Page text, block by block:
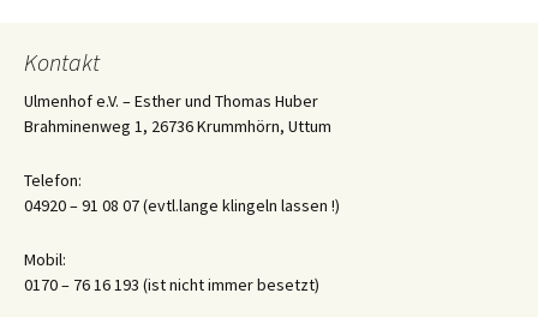
Kontakt
Ulmenhof e.V. – Esther und Thomas Huber
Brahminenweg 1, 26736 Krummhörn, Uttum
Telefon:
04920 – 91 08 07 (evtl.lange klingeln lassen !)
Mobil:
0170 – 76 16 193 (ist nicht immer besetzt)